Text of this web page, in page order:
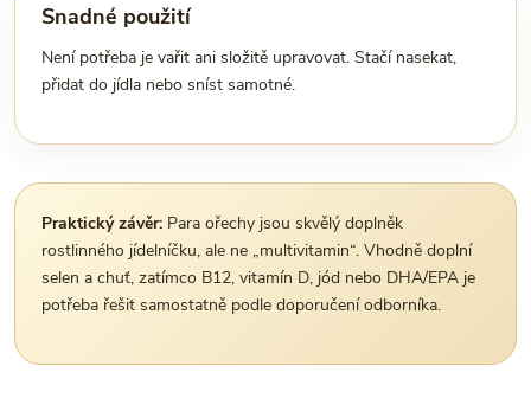
Snadné použití
Není potřeba je vařit ani složitě upravovat. Stačí nasekat,
přidat do jídla nebo sníst samotné.
Praktický závěr: Para ořechy jsou skvělý doplněk
rostlinného jídelníčku, ale ne „multivitamin“. Vhodně doplní
selen a chuť, zatímco B12, vitamín D, jód nebo DHA/EPA je
potřeba řešit samostatně podle doporučení odborníka.